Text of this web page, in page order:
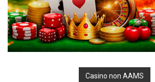
Casino non AAMS